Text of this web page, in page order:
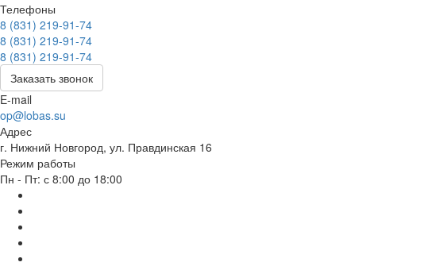
Телефоны
8 (831) 219-91-74
8 (831) 219-91-74
8 (831) 219-91-74
Заказать звонок
E-mail
op@lobas.su
Адрес
г. Нижний Новгород, ул. Правдинская 16
Режим работы
Пн - Пт: с 8:00 до 18:00